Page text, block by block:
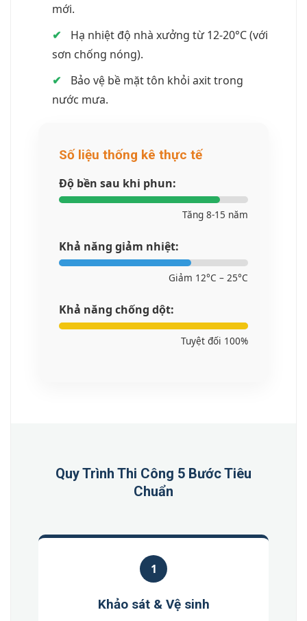
mới.
✔
Hạ nhiệt độ nhà xưởng từ 12-20°C (với
sơn chống nóng).
✔
Bảo vệ bề mặt tôn khỏi axit trong
nước mưa.
Số liệu thống kê thực tế
Độ bền sau khi phun:
Tăng 8-15 năm
Khả năng giảm nhiệt:
Giảm 12°C – 25°C
Khả năng chống dột:
Tuyệt đối 100%
Quy Trình Thi Công 5 Bước Tiêu
Chuẩn
1
Khảo sát & Vệ sinh